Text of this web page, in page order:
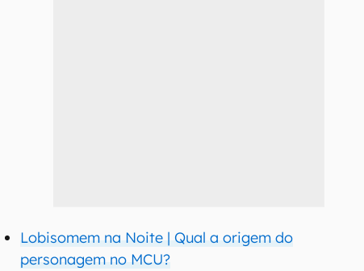
Lobisomem na Noite | Qual a origem do
personagem no MCU?